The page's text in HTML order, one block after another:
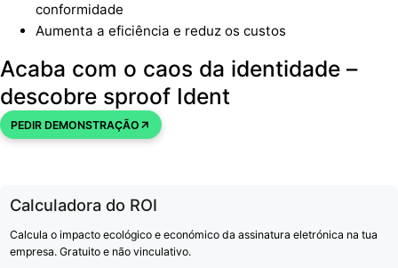
conformidade
Aumenta a eficiência e reduz os custos
Acaba com o caos da identidade –
descobre sproof Ident
PEDIR DEMONSTRAÇÃO
Calculadora do ROI
Calcula o impacto ecológico e económico da assinatura eletrónica na tua
empresa. Gratuito e não vinculativo.